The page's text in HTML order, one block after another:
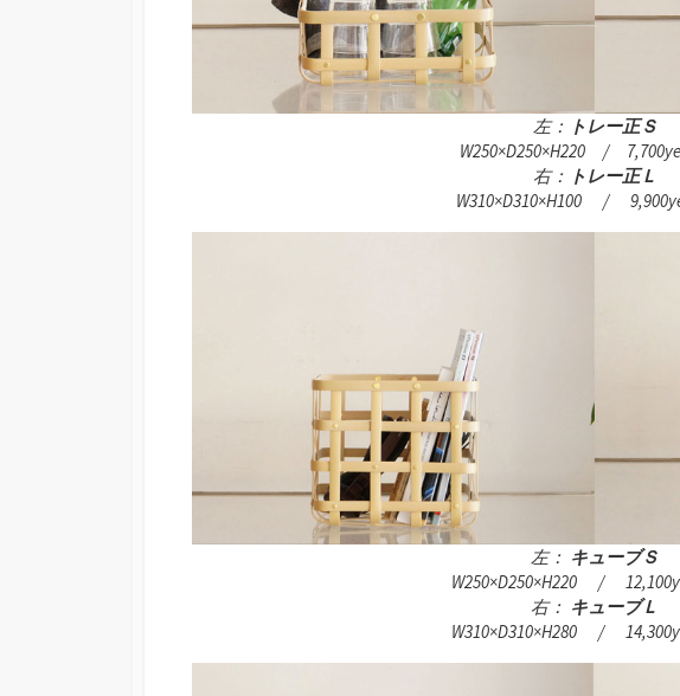
左： トレー正Ｓ
W250×D250×H220 /
右： トレー正Ｌ
W310×D310×H100 /
左： キューブＳ
W250×D250×H220 /
右： キューブＬ
W310×D310×H280 /